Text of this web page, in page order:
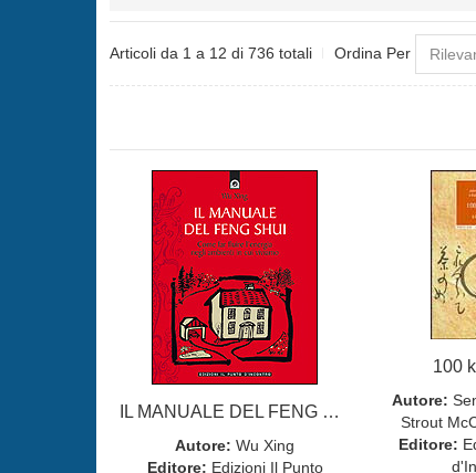
Articoli da 1 a 12 di 736 totali Ordina Per
IL MANUALE DEL FENG SHUI
Autore: Wu Xing
Editore: Edizioni Il Punto
100
Autore:
Strout
Editore: